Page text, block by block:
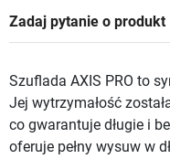
Zadaj pytanie o produkt
Szuflada AXIS PRO to
Jej wytrzymałość
co gwarantuje długie i
oferuje pełny wysuw w